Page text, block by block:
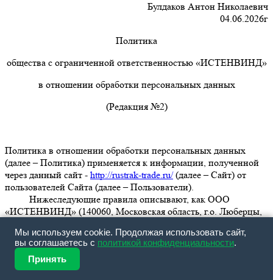
Булдаков Антон Николаевич
04.06.2026г
Политика
общества с ограниченной ответственностью «ИСТЕНВИНД»
в отношении обработки персональных данных
(Редакция №2)
Политика в отношении обработки персональных данных
(далее – Политика) применяется к информации, полученной
через данный сайт - http://rustrak-trade.ru/(далее – Сайт) от
пользователей Сайта (далее – Пользователи).
Нижеследующие правила описывают, как ООО
«ИСТЕНВИНД» (140060, Московская область, г.о. Люберцы,
КПП 7734437887/502701001, ОГРН 1207700386134, Телефон:
8 (800) 777-36-07, электронная почта:rustrak@valmo.trade
обращается с любой информацией, относящейся к прямо или
косвенно определенному или определяемому физическому
Мы используем cookie. Продолжая использовать сайт,
вы соглашаетесь с политикой конфиденциальности.
Принять